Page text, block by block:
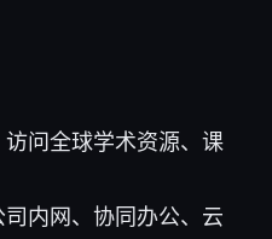
问全球学术资源、课
内网、协同办公、云